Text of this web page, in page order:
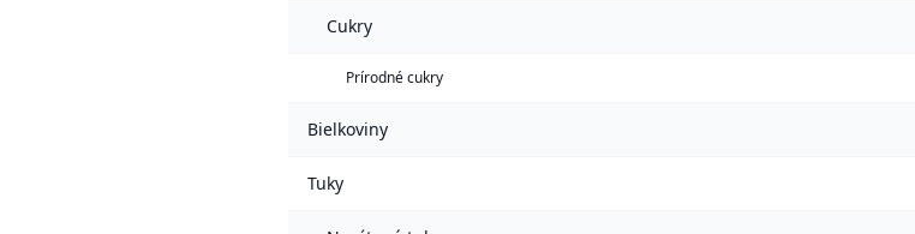
Cukry
Prírodné cukry
Bielkoviny
Tuky